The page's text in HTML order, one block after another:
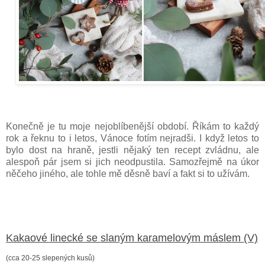
Konečně je tu moje nejoblíbenější období. Říkám to každý
rok a řeknu to i letos, Vánoce fotím nejradši. I když letos to
bylo dost na hraně, jestli nějaký ten recept zvládnu, ale
alespoň pár jsem si jich neodpustila. Samozřejmě na úkor
něčeho jiného, ale tohle mě děsně baví a fakt si to užívám.
Kakaové linecké se slaným karamelovým máslem (V)
(cca 20-25 slepených kusů)